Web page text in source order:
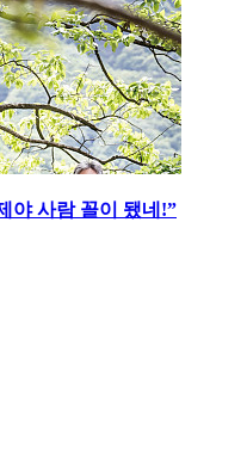
야 사람 꼴이 됐네!”